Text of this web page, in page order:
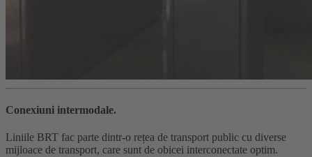
Conexiuni intermodale.
Liniile BRT fac parte dintr-o rețea de transport public cu diverse
mijloace de transport, care sunt de obicei interconectate optim.